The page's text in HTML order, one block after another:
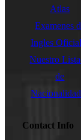
Atlas
Examenes
Ingles
Nuestro
de
Contact Info